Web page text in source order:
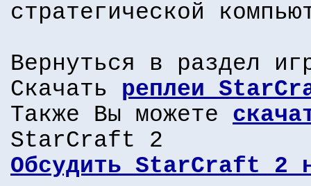
стратегической
Вернуться в раздел
Скачать реплеи
Также Вы можете
StarCraft 2
Обсудить StarCraft 2